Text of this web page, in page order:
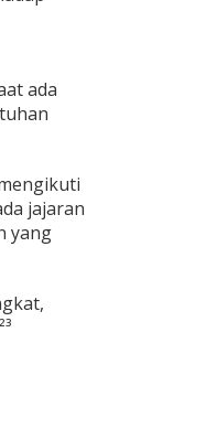
ada
jajaran
yang